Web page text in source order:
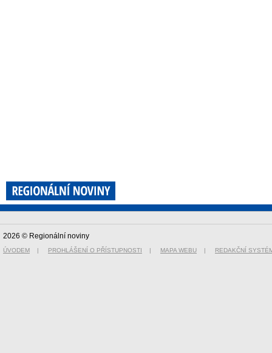
2026 © Regionální noviny
ÚVODEM | PROHLÁŠENÍ O PŘÍSTUPNOSTI | MAPA WEBU | REDAKČNÍ